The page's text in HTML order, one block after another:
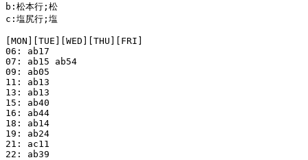
b:松本行;松
c:塩尻行;塩
[MON][TUE][WED][THU][FRI]
06: ab17
07: ab15 ab54
09: ab05
11: ab13
13: ab13
15: ab40
16: ab44
18: ab14
19: ab24
21: ac11
22: ab39